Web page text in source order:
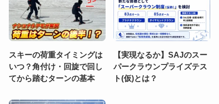
スキーの荷重タイミングは
いつ？角付け・回旋で回し
てから踏むターンの基本
【実現なるか】SAJのスー
パークラウンプライズテス
ト(仮)とは？